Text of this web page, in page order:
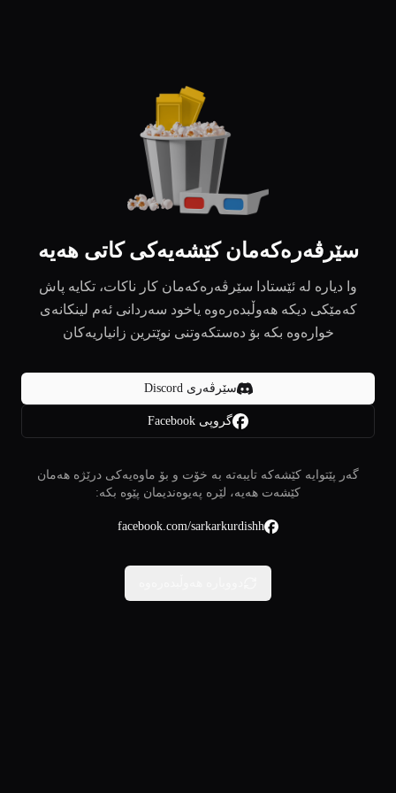
سێرڤەرەکەمان کێشەیەکی کاتی هەیە
وا دیارە لە ئێستادا سێرڤەرەکەمان کار ناکات، تکایە پاش
کەمێکی دیکە هەوڵبدەرەوە یاخود سەردانی ئەم لینکانەی
خوارەوە بکە بۆ دەستکەوتنی نوێترین زانیاریەکان
سێرڤەری Discord
گروپی Facebook
گەر پێتوایە کێشەکە تایبەتە بە خۆت و بۆ ماوەیەکی درێژە هەمان
کێشەت هەیە، لێرە پەیوەندیمان پێوە بکە:
facebook.com/sarkarkurdishh